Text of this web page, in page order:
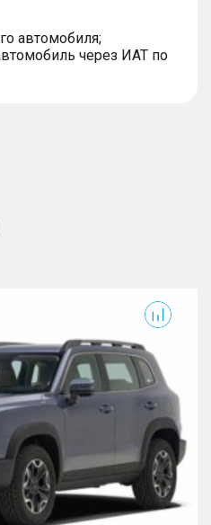
автомобиля;
через ИАТ по